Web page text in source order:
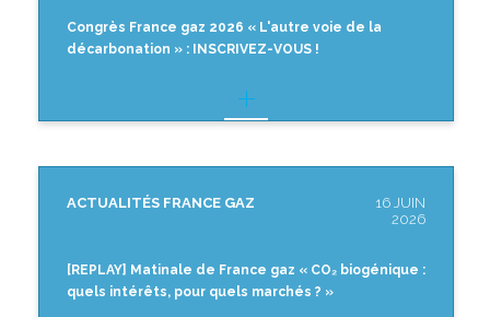
Congrès France gaz 2026 « L'autre voie de la
décarbonation » : INSCRIVEZ-VOUS !
ACTUALITÉS FRANCE GAZ
16 JUIN
2026
[REPLAY] Matinale de France gaz « CO₂ biogénique :
quels intérêts, pour quels marchés ? »